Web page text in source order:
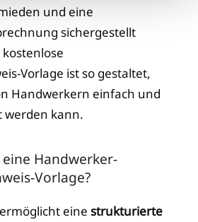
und eine
sichergestellt
Vorlage ist so gestaltet,
Handwerkern einfach und
werden kann.
Handwerker-
Vorlage?
eine strukturierte